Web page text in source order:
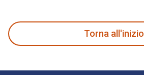
Torna all'inizio